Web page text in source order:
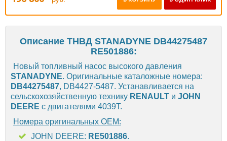
Описание ТНВД STANADYNE DB44275487
RE501886:
Новый топливный насос высокого давления
STANADYNE. Оригинальные каталожные номера:
DB44275487, DB4427-5487. Устанавливается на
сельскохозяйственную технику RENAULT и JOHN
DEERE с двигателями 4039T.
Номера оригинальных OEM:
JOHN DEERE: RE501886.